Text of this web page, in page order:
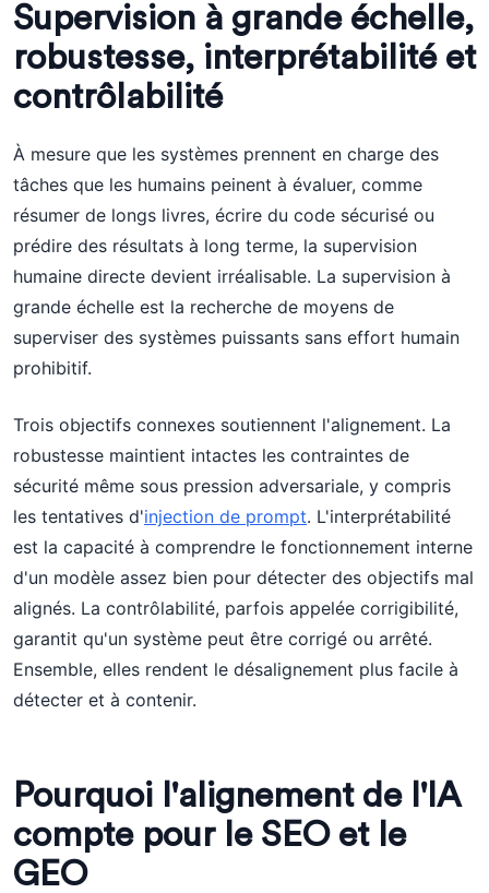
Supervision à grande échelle,
robustesse, interprétabilité et
contrôlabilité
À mesure que les systèmes prennent en charge des
tâches que les humains peinent à évaluer, comme
résumer de longs livres, écrire du code sécurisé ou
prédire des résultats à long terme, la supervision
humaine directe devient irréalisable. La supervision à
grande échelle est la recherche de moyens de
superviser des systèmes puissants sans effort humain
prohibitif.
Trois objectifs connexes soutiennent l'alignement. La
robustesse maintient intactes les contraintes de
sécurité même sous pression adversariale, y compris
les tentatives d'injection de prompt. L'interprétabilité
est la capacité à comprendre le fonctionnement interne
d'un modèle assez bien pour détecter des objectifs mal
alignés. La contrôlabilité, parfois appelée corrigibilité,
garantit qu'un système peut être corrigé ou arrêté.
Ensemble, elles rendent le désalignement plus facile à
détecter et à contenir.
Pourquoi l'alignement de l'IA
compte pour le SEO et le
GEO